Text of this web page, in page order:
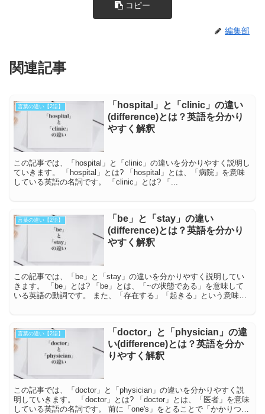
コピー
編集部
関連記事
言葉の違い【2語】
「hospital」と「clinic」の違い
(difference)とは？英語を分かり
やすく解釈
この記事では、「hospital」と「clinic」の違いを分かりやすく説明し
ていきます。 「hospital」とは? 「hospital」とは、「病院」を意味
している英語の名詞です。 「clinic」とは? 「...
言葉の違い【2語】
「be」と「stay」の違い
(difference)とは？英語を分かり
やすく解釈
この記事では、「be」と「stay」の違いを分かりやすく説明してい
きます。 「be」とは? 「be」とは、「~の状態である」を意味して
いる英語の動詞です。 また、「存在する」「起きる」という意味も
言葉の違い【2語】
「doctor」と「physician」の違
い(difference)とは？英語を分か
りやすく解釈
この記事では、「doctor」と「physician」の違いを分かりやすく説
明していきます。 「doctor」とは? 「doctor」とは、「医者」を意味
している英語の名詞です。 前に「one's」をとることで「かかりつけ